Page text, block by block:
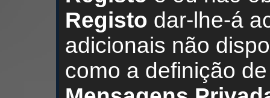
Registo dar-lhe-á
adicionais não
como a definição